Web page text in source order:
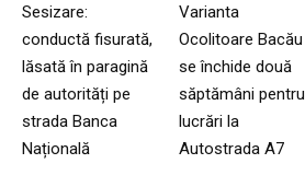
Sesizare:
conductă fisurată,
lăsată în paragină
de autorități pe
strada Banca
Națională
Varianta
Ocolitoare Bacău
se închide două
săptămâni pentru
lucrări la
Autostrada A7